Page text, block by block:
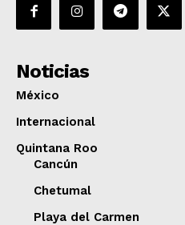
Noticias
México
Internacional
Quintana Roo
Cancún
Chetumal
Playa del Carmen